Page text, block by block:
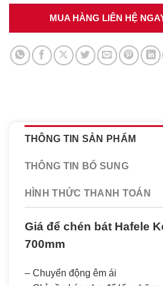
MUA HÀNG LIÊN HỆ
THÔNG TIN SẢN PHẨM
THÔNG TIN BỔ SUNG
HÌNH THỨC THANH TOÁN
Giá để chén bát Hafele
700mm
– Chuyển động êm ái